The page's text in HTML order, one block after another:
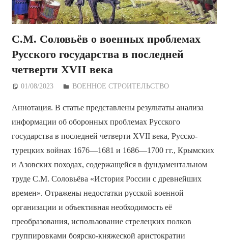
С.М. Соловьёв о военных проблемах
Русского государства в последней
четверти XVII века
01/08/2023 Дежурный по Редакции
ВОЕННОЕ СТРОИТЕЛЬСТВО
Аннотация. В статье представлены результаты анализа
информации об оборонных проблемах Русского
государства в последней четверти XVII века, Русско-
турецких войнах 1676—1681 и 1686—1700 гг., Крымских
и Азовских походах, содержащейся в фундаментальном
труде С.М. Соловьёва «История России с древнейших
времен». Отражены недостатки русской военной
организации и объективная необходимость её
преобразования, использование стрелецких полков
группировками боярско-княжеской аристократии